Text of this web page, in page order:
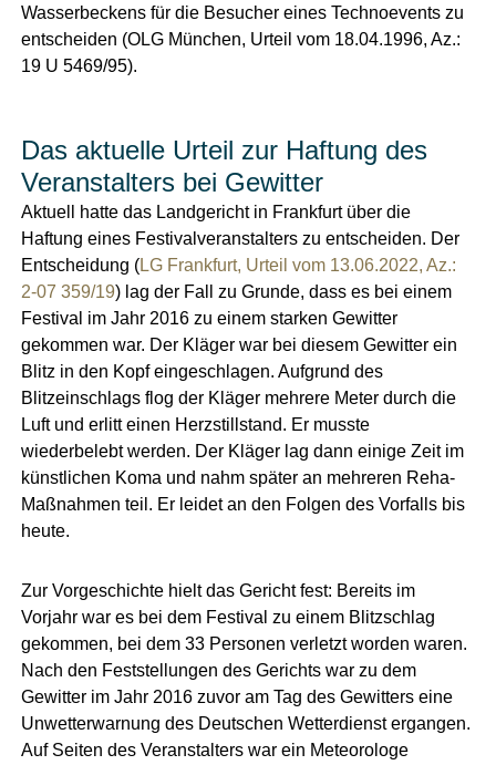
Wasserbeckens für die Besucher eines Technoevents zu
entscheiden (OLG München, Urteil vom 18.04.1996, Az.:
19 U 5469/95).
Das aktuelle Urteil zur Haftung des
Veranstalters bei Gewitter
Aktuell hatte das Landgericht in Frankfurt über die
Haftung eines Festivalveranstalters zu entscheiden. Der
Entscheidung (LG Frankfurt, Urteil vom 13.06.2022, Az.:
2-07 359/19) lag der Fall zu Grunde, dass es bei einem
Festival im Jahr 2016 zu einem starken Gewitter
gekommen war. Der Kläger war bei diesem Gewitter ein
Blitz in den Kopf eingeschlagen. Aufgrund des
Blitzeinschlags flog der Kläger mehrere Meter durch die
Luft und erlitt einen Herzstillstand. Er musste
wiederbelebt werden. Der Kläger lag dann einige Zeit im
künstlichen Koma und nahm später an mehreren Reha-
Maßnahmen teil. Er leidet an den Folgen des Vorfalls bis
heute.
Zur Vorgeschichte hielt das Gericht fest: Bereits im
Vorjahr war es bei dem Festival zu einem Blitzschlag
gekommen, bei dem 33 Personen verletzt worden waren.
Nach den Feststellungen des Gerichts war zu dem
Gewitter im Jahr 2016 zuvor am Tag des Gewitters eine
Unwetterwarnung des Deutschen Wetterdienst ergangen.
Auf Seiten des Veranstalters war ein Meteorologe